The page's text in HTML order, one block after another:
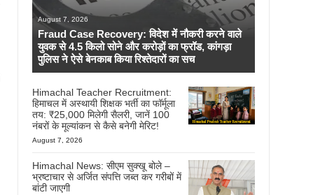
August 7, 2026
Fraud Case Recovery: विदेश में नौकरी करने वाले
युवक से 4.5 किलो सोने और करोड़ों का फ्रॉड, कांगड़ा
पुलिस ने ऐसे बेनकाब किया रिश्तेदारों का सच
Himachal Teacher Recruitment:
हिमाचल में अस्थायी शिक्षक भर्ती का फॉर्मूला
तय: ₹25,000 मिलेगी सैलरी, जानें 100
नंबरों के मूल्यांकन से कैसे बनेगी मेरिट!
August 7, 2026
Himachal News: सीएम सुक्खू बोले –
भ्रष्टाचार से अर्जित संपत्ति जब्त कर गरीबों में
बांटी जाएगी